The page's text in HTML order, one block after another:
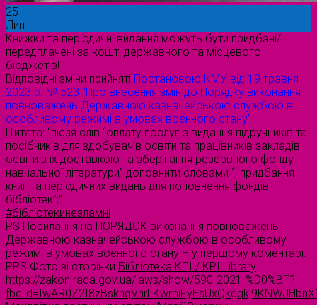
25
Лип
Книжки та періодичні видання можуть бути придбані/
передплачені за кошті державного та місцевого
бюджетів!
Відповідні зміни прийняті Постановою КМУ від 19 травня
2023 р. № 523 “Про внесення змін до Порядку виконання
повноважень Державною казначейською службою в
особливому режимі в умовах воєнного стану”
Цитата: “після слів “оплату послуг з видання підручників та
посібників для здобувачів освіти та працівників закладів
освіти з їх доставкою та зберігання резервного фонду
навчальної літератури” доповнити словами “; придбання
книг та періодичних видань для поповнення фондів
бібліотек”;”
#бібліотекинезламні
PS Посилання на ПОРЯДОК виконання повноважень
Державною казначейською службою в особливому
режимі в умовах воєнного стану – у першому коментарі.
PPS Фото зі сторінки Бібліотека КПІ / KPI Library
https://zakon.rada.gov.ua/laws/show/590-2021-%D0%BF?